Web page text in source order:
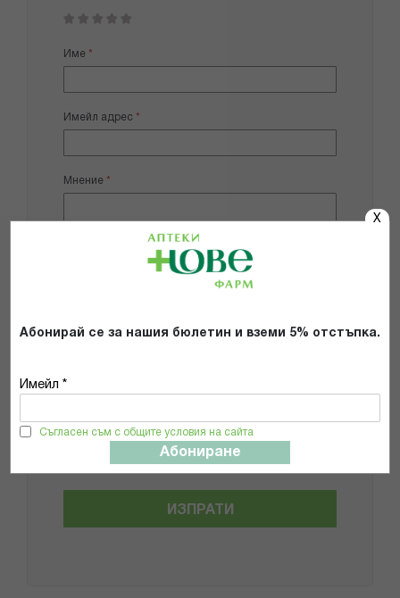
X
Абонирай се за нашия бюлетин и вземи 5% отстъпка.
Имейл *
Съгласен съм с общите условия на сайта
Абониране
star
stars
stars
stars
stars
Име
Имейл адрес
Мнение
Общите условия и политиката за
поверителност
*
ИЗПРАТИ